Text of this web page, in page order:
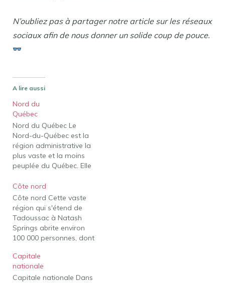
N’oubliez pas à partager notre article sur les réseaux
sociaux afin de nous donner un solide coup de pouce.
A lire aussi
Nord du
Québec
Nord du Québec Le
Nord-du-Québec est la
région administrative la
plus vaste et la moins
peuplée du Québec. Elle
du territoire québécois,
mais seulement 0,5 % de
la population
québécoise, soit environ
40 000 personnes. Les
Cris et les Inuits
résidents…
Côte nord
Côte nord Cette vaste
région qui s'étend de
Tadoussac à Natash
Springs abrite environ
100 000 personnes, dont
du fleuve Saint-Laurent.
au pays de la chicouté Le
boom minier actuel a
Capitale
nationale
Capitale nationale Dans